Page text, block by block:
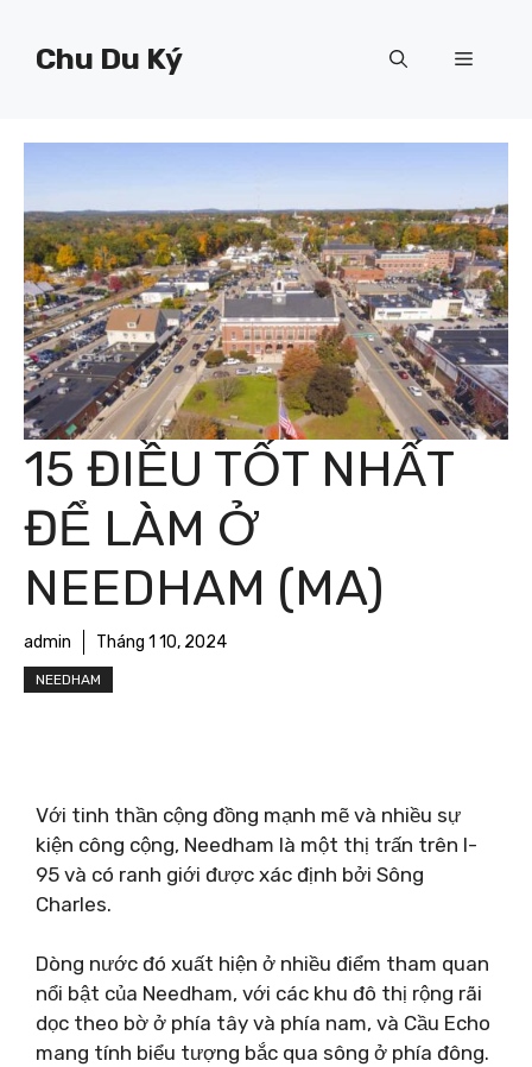
Chu Du Ký Menu
15 ĐIỀU TỐT NHẤT
ĐỂ LÀM Ở
NEEDHAM (MA)
admin Tháng 1 10, 2024
NEEDHAM
Với tinh thần cộng đồng mạnh mẽ và nhiều sự
kiện công cộng, Needham là một thị trấn trên I-
95 và có ranh giới được xác định bởi Sông
Charles.
Dòng nước đó xuất hiện ở nhiều điểm tham quan
nổi bật của Needham, với các khu đô thị rộng rãi
dọc theo bờ ở phía tây và phía nam, và Cầu Echo
mang tính biểu tượng bắc qua sông ở phía đông.